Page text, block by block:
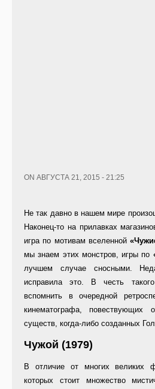
ON АВГУСТА 21, 2015 - 21:25
Не так давно в нашем мире
Наконец-то на прилавках
игра по мотивам вселенной
мы знаем этих монстров, игры по
лучшем случае сносными.
исправила это. В честь
вспомнить в очередной
кинематографа,
существ, когда-либо созданных
Чужой (1979)
В отличие от многих великих
которых стоит множество